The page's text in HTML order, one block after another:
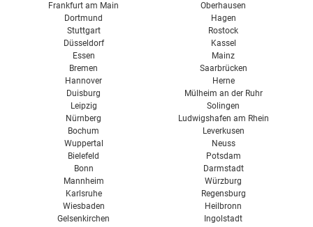
Frankfurt am Main
Dortmund
Stuttgart
Düsseldorf
Essen
Bremen
Hannover
Duisburg
Leipzig
Nürnberg
Bochum
Wuppertal
Bielefeld
Bonn
Mannheim
Karlsruhe
Wiesbaden
Gelsenkirchen
Oberhausen
Hagen
Rostock
Kassel
Mainz
Saarbrücken
Herne
Mülheim an der Ruhr
Solingen
Ludwigshafen am Rhein
Leverkusen
Neuss
Potsdam
Darmstadt
Würzburg
Regensburg
Heilbronn
Ingolstadt